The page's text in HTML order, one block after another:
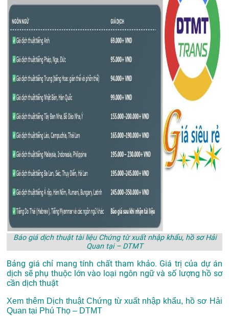
Báo giá dịch thuật tài liệu Chứng từ xuất nhập khẩu, hồ sơ Hải
Quan tại – DTMT
Bảng giá chỉ mang tính chất tham khảo. Giá trị của dự án
dịch sẽ phụ thuộc lớn vào loại ngôn ngữ và số lượng hồ sơ
cần dịch thuật
Xem thêm Dịch thuật Chứng từ xuất nhập khẩu, hồ sơ Hải
Quan tại Phú Thọ – DTMT